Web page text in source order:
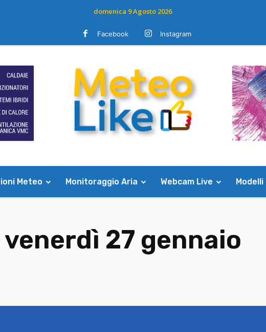
domenica 9 Agosto 2026
Facebook Instagram
Meteo Monitoraggio Aria Webcam Live
27 gennaio